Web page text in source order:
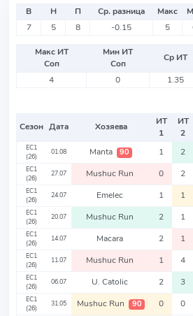
В Н П Ср. разница Макс
7
5 8 -0.15 5
Макс ИТ
Соп
Мин ИТ
Соп
Ср ИТ
4
0 1.35
Сезон Дата Хозяева
ИТ
1
ИТ
2
EC1
(26)
01.08 Manta 90 1 2
EC1
(26)
27.07 Mushuc Run 0 2
EC1
(26)
24.07 Emelec 1 1
EC1
(26)
20.07 Mushuc Run 2 1
EC1
(26)
14.07 Macara 2 1
EC1
(26)
11.07 Mushuc Run 1 4
EC1
(26)
06.07 U. Catolic 2 3
EC1
(26)
31.05 Mushuc Run 90 0 0